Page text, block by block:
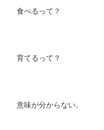
食べるって？
育てるって？
意味が分からない。